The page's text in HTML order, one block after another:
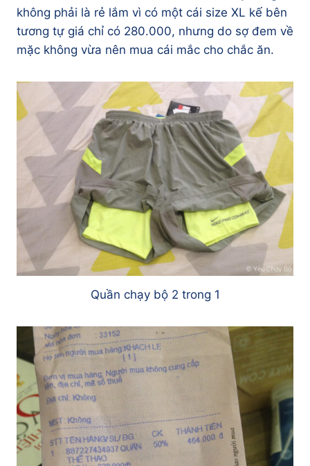
không phải là rẻ lắm vì có một cái size XL kế bên
tương tự giá chỉ có 280.000, nhưng do sợ đem về
mặc không vừa nên mua cái mắc cho chắc ăn.
Quần chạy bộ 2 trong 1